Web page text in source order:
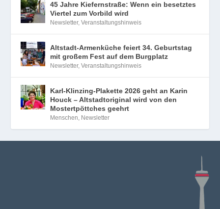
45 Jahre Kiefernstraße: Wenn ein besetztes
Viertel zum Vorbild wird
Newsletter,Veranstaltungshinweis
Altstadt-Armenküche feiert 34. Geburtstag
mit großem Fest auf dem Burgplatz
Newsletter,Veranstaltungshinweis
Karl-Klinzing-Plakette 2026 geht an Karin
Houck – Altstadtoriginal wird von den
Mostertpöttches geehrt
Menschen, Newsletter